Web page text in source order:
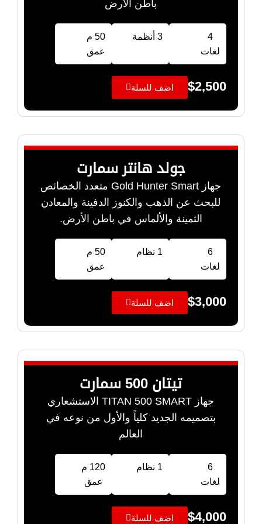
باطن الأرض
4
لغات
3 أنظمة
50 م
عمق
$2,500 اضف للسلة
جولد هانتر سمارت
جهاز Gold Hunter Smart متعدد الخصائص
للبحث عن الذهب والكنوز الدفينة والمعادن
الثمينة والألماس في باطن الأرض.
6
لغات
1 نظام
50 م
عمق
$3,000 اضف للسلة
تيتان 500 سمارت
جهاز TITAN 500 SMART الاستشعاري
بتصميمه الجديد كلياً والأول من نوعه في
العالم
6
لغات
1 نظام
120 م
عمق
$4,000 اضف للسلة